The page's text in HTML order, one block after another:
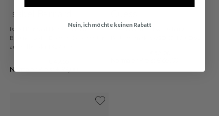
Isabel Bernard
Isabel Bernard Honoré Aveline Kroko
Braunes Leder Damen Kartenhalter
aus Kalbsleder IB27019
Normaler Preis: € 99,00
GUESS Weiß Reißverschluss-
Nein, ich möchte keinen Rabatt